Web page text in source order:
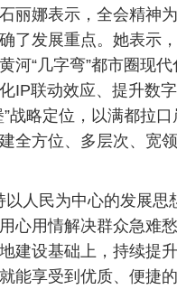
丽娜表示，全会精神为
了发展重点。她表示
“几字弯”都市圈现代
IP联动效应、提升数
战略定位，以满都拉
全方位、多层次、宽
人民为中心的发展思
心用情解决群众急难
建设基础上，持续提
能享受到优质、便捷的